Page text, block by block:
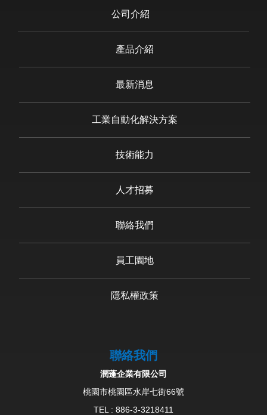
公司介紹
產品介紹
最新消息
工業自動化解決方案
技術能力
人才招募
聯絡我們
員工園地
隱私權政策
聯絡我們
潤蓬企業有限公司
桃園市桃園區水岸七街66號
TEL : 886-3-3218411